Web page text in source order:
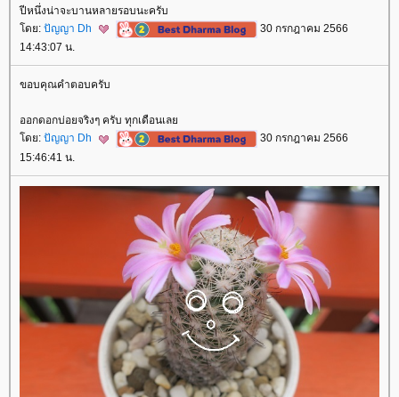
ปีหนึ่งน่าจะบานหลายรอบนะครับ
ดย: ปัญญา Dh
30 กรกฎาคม 2566
14:43:07 น.
ขอบคุณคำตอบครับ
ออกดอกบ่อยจริงๆ ครับ ทุกเดือนเล
ดย: ปัญญา Dh
30 กรกฎาคม 2566
15:46:41 น.